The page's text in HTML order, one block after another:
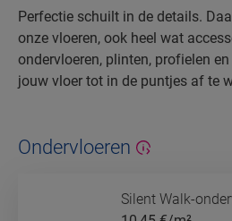
Perfectie schuilt in de details.
onze vloeren, ook heel wat
ondervloeren, plinten, profielen
jouw vloer tot in de puntjes af te
Ondervloeren
Silent Walk-